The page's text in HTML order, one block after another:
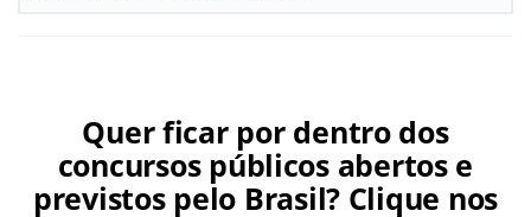
Quer ficar por dentro dos
concursos públicos abertos e
previstos pelo Brasil? Clique nos